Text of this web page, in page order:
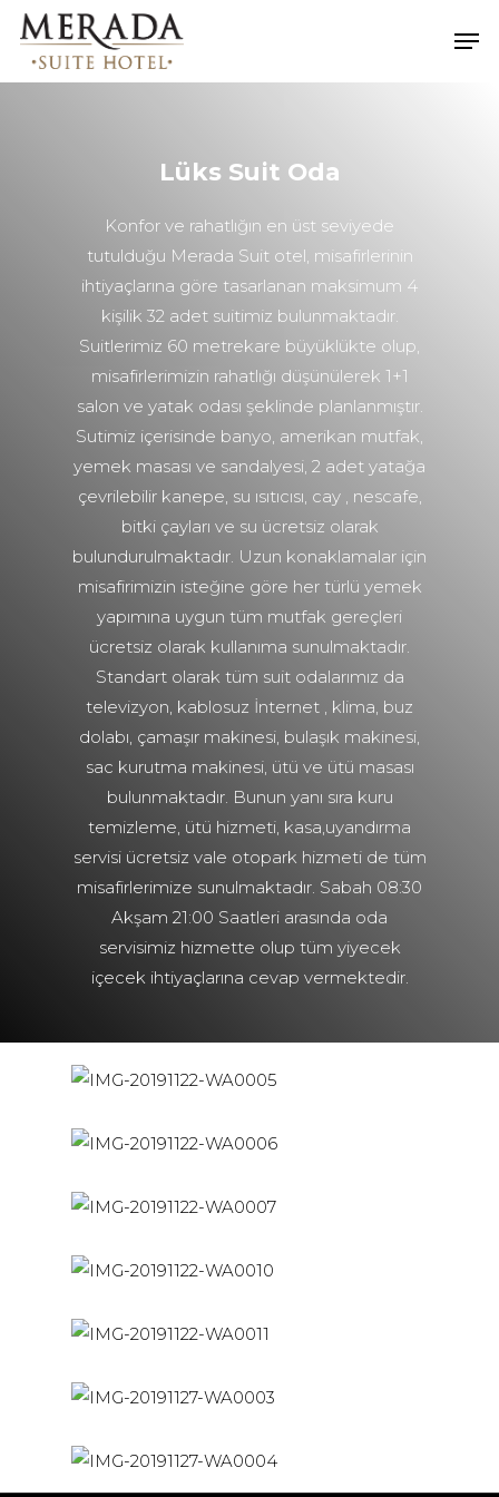
Lüks Suit Oda
Konfor ve rahatlığın en üst seviyede
tutulduğu Merada Suit otel, misafirlerinin
ihtiyaçlarına göre tasarlanan maksimum 4
kişilik 32 adet suitimiz bulunmaktadır.
Suitlerimiz 60 metrekare büyüklükte olup,
misafirlerimizin rahatlığı düşünülerek 1+1
salon ve yatak odası şeklinde planlanmıştır.
Sutimiz içerisinde banyo, amerikan mutfak,
yemek masası ve sandalyesi, 2 adet yatağa
çevrilebilir kanepe, su ısıtıcısı, cay , nescafe,
bitki çayları ve su ücretsiz olarak
bulundurulmaktadır. Uzun konaklamalar için
misafirimizin isteğine göre her türlü yemek
yapımına uygun tüm mutfak gereçleri
ücretsiz olarak kullanıma sunulmaktadır.
Standart olarak tüm suit odalarımız da
televizyon, kablosuz İnternet , klima, buz
dolabı, çamaşır makinesi, bulaşık makinesi,
sac kurutma makinesi, ütü ve ütü masası
bulunmaktadır. Bunun yanı sıra kuru
temizleme, ütü hizmeti, kasa,uyandırma
servisi ücretsiz vale otopark hizmeti de tüm
misafirlerimize sunulmaktadır. Sabah 08:30
Akşam 21:00 Saatleri arasında oda
servisimiz hizmette olup tüm yiyecek
içecek ihtiyaçlarına cevap vermektedir.